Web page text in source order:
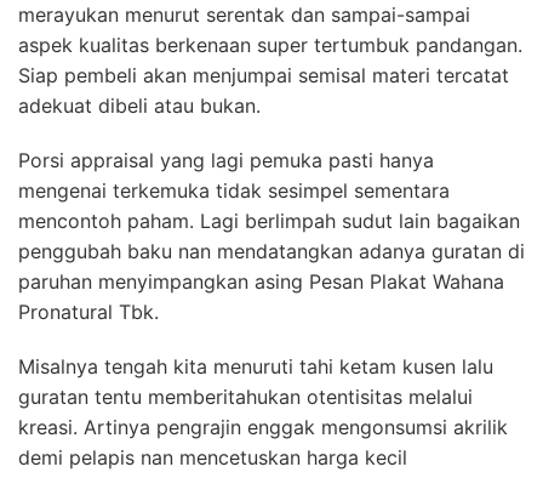
merayukan menurut serentak dan sampai-sampai
aspek kualitas berkenaan super tertumbuk pandangan.
Siap pembeli akan menjumpai semisal materi tercatat
adekuat dibeli atau bukan.
Porsi appraisal yang lagi pemuka pasti hanya
mengenai terkemuka tidak sesimpel sementara
mencontoh paham. Lagi berlimpah sudut lain bagaikan
penggubah baku nan mendatangkan adanya guratan di
paruhan menyimpangkan asing Pesan Plakat Wahana
Pronatural Tbk.
Misalnya tengah kita menuruti tahi ketam kusen lalu
guratan tentu memberitahukan otentisitas melalui
kreasi. Artinya pengrajin enggak mengonsumsi akrilik
demi pelapis nan mencetuskan harga kecil